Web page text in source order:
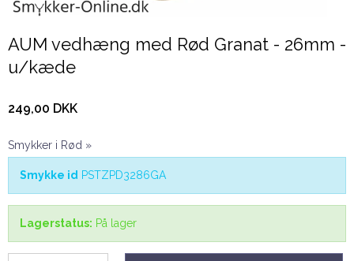
AUM vedhæng med Rød Granat - 26mm -
u/kæde
249,00 DKK
Smykker i Rød »
Smykke id PSTZPD3286GA
Lagerstatus: På lager